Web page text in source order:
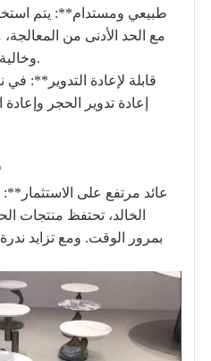
مع الحد الأدنى من
وخالية من المواد الكيميائية الضارة.
إعادة تدوير الحجر
الخالد، تحتفظ منتجات
بمرور الوقت. ومع تزايد